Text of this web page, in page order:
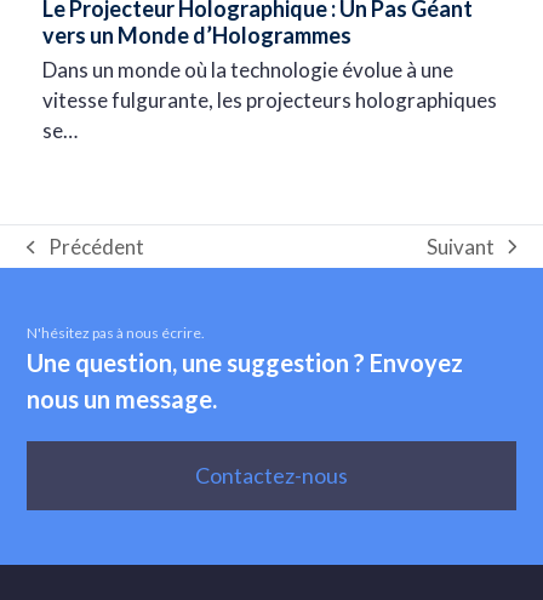
Le Projecteur Holographique : Un Pas Géant
vers un Monde d’Hologrammes
Dans un monde où la technologie évolue à une
vitesse fulgurante, les projecteurs holographiques
se…
Onglet
Précédent
next
Suivant
N'hésitez pas à nous écrire.
Une question, une suggestion ? Envoyez
nous un message.
Contactez-nous